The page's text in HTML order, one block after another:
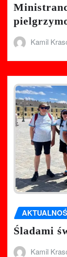
Kamil
Śladami
Kamil